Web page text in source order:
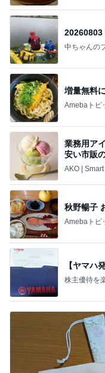
中ちゃんの
増量無料
Amebaトピ
業務用ア
安い市販
トレ
AKO |
秋野暢子
Amebaトピ
【ヤマハ
株主優待を